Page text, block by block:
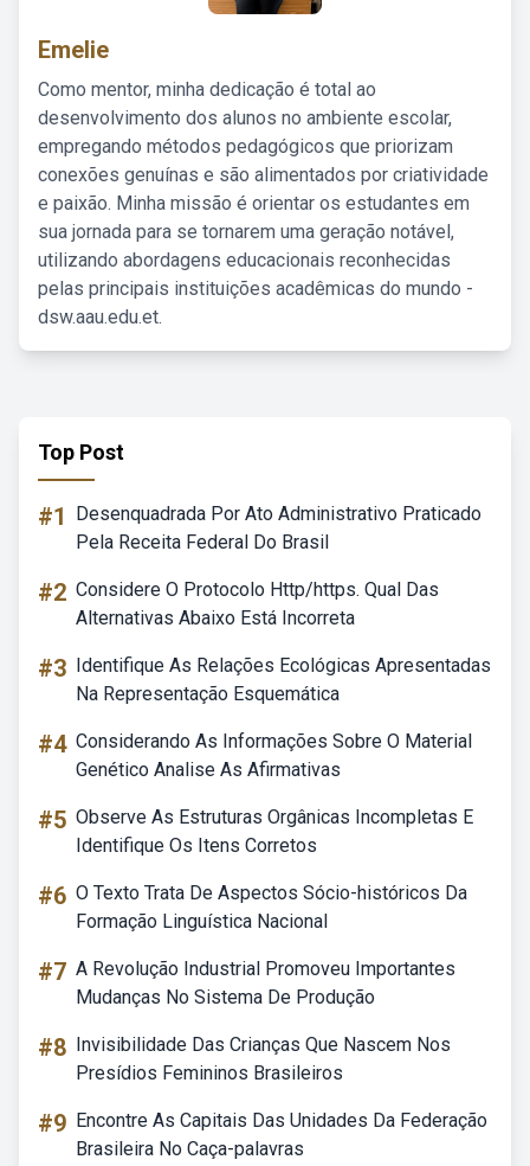
Emelie
Como mentor, minha dedicação é total ao
desenvolvimento dos alunos no ambiente escolar,
empregando métodos pedagógicos que priorizam
conexões genuínas e são alimentados por criatividade
e paixão. Minha missão é orientar os estudantes em
sua jornada para se tornarem uma geração notável,
utilizando abordagens educacionais reconhecidas
pelas principais instituições acadêmicas do mundo -
dsw.aau.edu.et.
Top Post
#1
Desenquadrada Por Ato Administrativo Praticado
Pela Receita Federal Do Brasil
#2 Considere O Protocolo Http/https. Qual Das
Alternativas Abaixo Está Incorreta
#3 Identifique As Relações Ecológicas Apresentadas
Na Representação Esquemática
#4 Considerando As Informações Sobre O Material
Genético Analise As Afirmativas
#5 Observe As Estruturas Orgânicas Incompletas E
Identifique Os Itens Corretos
#6 O Texto Trata De Aspectos Sócio-históricos Da
Formação Linguística Nacional
#7 A Revolução Industrial Promoveu Importantes
Mudanças No Sistema De Produção
#8 Invisibilidade Das Crianças Que Nascem Nos
Presídios Femininos Brasileiros
#9 Encontre As Capitais Das Unidades Da Federação
Brasileira No Caça-palavras